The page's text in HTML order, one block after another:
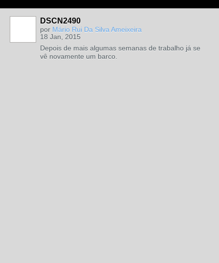
DSCN2490
por Mário Rui Da Silva Ameixeira
18 Jan, 2015
Depois de mais algumas semanas de trabalho já se
vê novamente um barco.